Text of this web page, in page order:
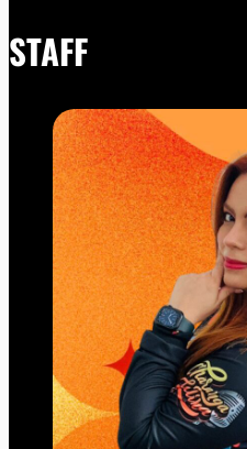
STAFF